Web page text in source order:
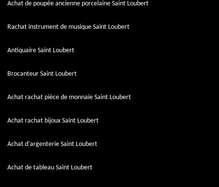
Achat de poupée ancienne porcelaine Saint Loubert
Rachat instrument de musique Saint Loubert
Antiquaire Saint Loubert
Brocanteur Saint Loubert
Achat rachat pièce de monnaie Saint Loubert
Achat rachat bijoux Saint Loubert
Achat d'argenterie Saint Loubert
Achat de tableau Saint Loubert